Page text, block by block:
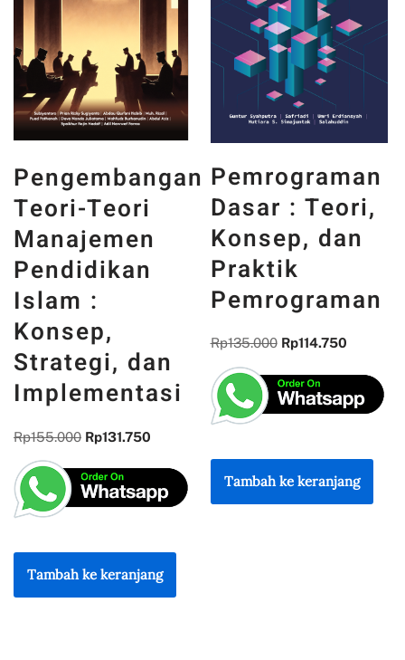
Pemrograman
Dasar : Teori,
Konsep, dan
Praktik
Pemrograman
Rp135.000 Rp 114.750
Tambah ke keranjang
PANCASILA
DAN WAJAH
INDONESIA :
MEMORI,
PENGALAMAN,
DAN
REFLEKSI
KEBANGSAAN
Rp300.000 Rp255.000